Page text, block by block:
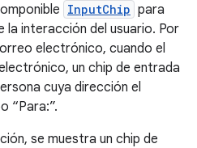
InputChip para
la interacción del usuario. Por
electrónico, cuando el
un chip de entrada
cuya dirección el
“Para:”.
se muestra un chip de